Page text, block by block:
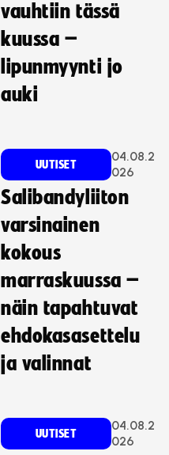
vauhtiin tässä
kuussa –
lipunmyynti jo
auki
UUTISET
04.08.2
026
Salibandyliiton
varsinainen
kokous
marraskuussa –
näin tapahtuvat
ehdokasasettelu
ja valinnat
UUTISET
04.08.2
026